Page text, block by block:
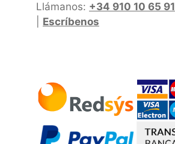
Llámanos: +34 910 10 65 91
Escríbenos